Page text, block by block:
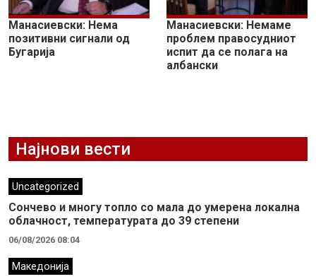
Манасиевски: Нема
позитивни сигнали од
Бугарија
Манасиевски: Немаме
проблем правосудниот
испит да се полага на
албански
Најнови вести
Uncategorized
Сончево и многу топло со мала до умерена локална
облачност, температурата до 39 степени
06/08/2026 08:04
Македонија